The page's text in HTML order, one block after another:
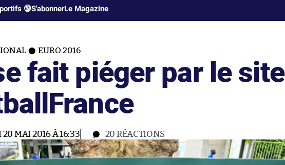
🔞S'abonnerLe Magazine
EURO 2016
fait piéger par le site
20 MAI 2016 À 16:33 20 RÉACTIONS